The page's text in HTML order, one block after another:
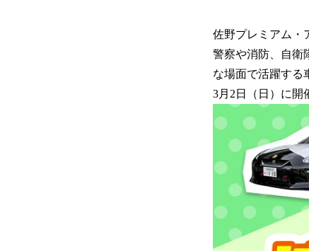
佐野プレミアム・
警察や消防、自衛
な場面で活躍する
3月2日（日）に開